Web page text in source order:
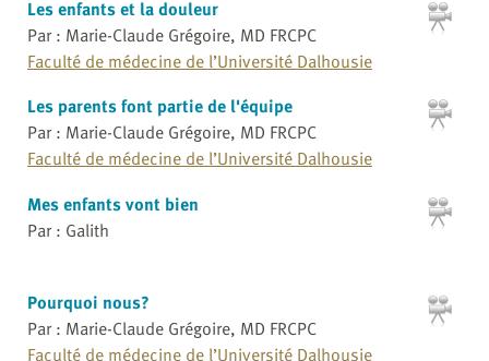
Les enfants et la douleur
Par : Marie-Claude Grégoire, MD FRCPC
Faculté de médecine de l’Université Dalhousie
Les parents font partie de l'équipe
Par : Marie-Claude Grégoire, MD FRCPC
Faculté de médecine de l’Université Dalhousie
Mes enfants vont bien
Par : Galith
Pourquoi nous?
Par : Marie-Claude Grégoire, MD FRCPC
Faculté de médecine de l’Université Dalhousie